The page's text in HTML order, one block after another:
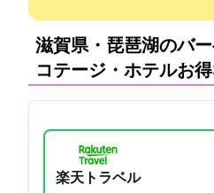
滋賀県・琵琶湖のバ
コテージ・ホテル:お
楽天トラベル